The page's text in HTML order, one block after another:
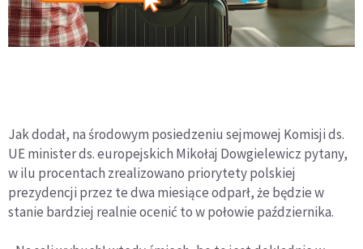
Jak dodał, na środowym posiedzeniu sejmowej Komisji ds.
UE minister ds. europejskich Mikołaj Dowgielewicz pytany,
w ilu procentach zrealizowano priorytety polskiej
prezydencji przez te dwa miesiące odparł, że będzie w
stanie bardziej realnie ocenić to w połowie października.